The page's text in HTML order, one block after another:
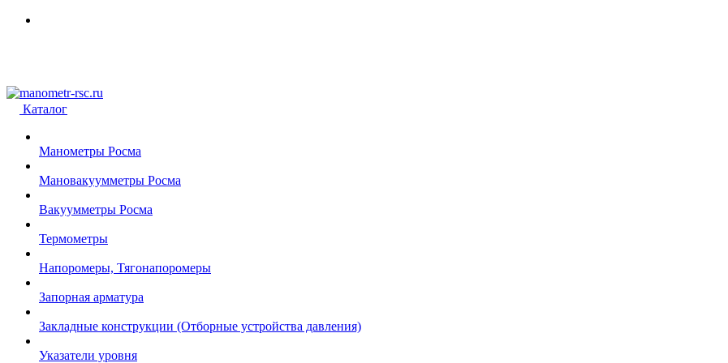
Каталог
Манометры Росма
Мановакуумметры Росма
Вакуумметры Росма
Термометры
Напоромеры, Тягонапоромеры
Запорная арматура
Закладные конструкции (Отборные устройства давления)
Указатели уровня